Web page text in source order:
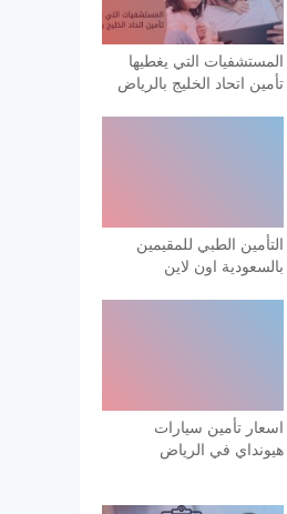
المستشفيات التي يغطيها
تأمين اتحاد الخليج بالرياض
التأمين الطبي للمقيمين
بالسعودية اون لاين
اسعار تأمين سيارات
هيونداي في الرياض